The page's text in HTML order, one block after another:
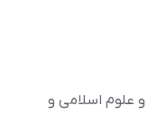
اسلامی و